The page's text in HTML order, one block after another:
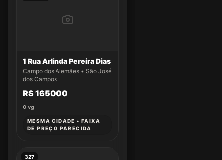
1 Rua Arlinda Pereira Dias
Campo dos Alemães • São José
dos Campos
R$ 165000
0 vg
MESMA CIDADE • FAIXA
DE PREÇO PARECIDA
327